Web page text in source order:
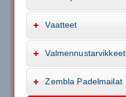
Vaatteet
Valmennustarvikkeet
Zembla Padelmailat